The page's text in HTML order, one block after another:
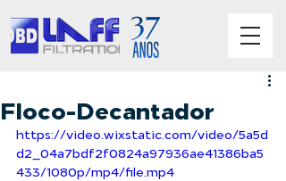
Floco-Decantador
https://video.wixstatic.com/video/5a5d
d2_04a7bdf2f0824a97936ae41386ba5
433/1080p/mp4/file.mp4